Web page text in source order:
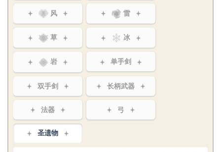
风 雷
草 冰
岩 单手剑
双手剑 长柄武器
法器 弓
圣遗物